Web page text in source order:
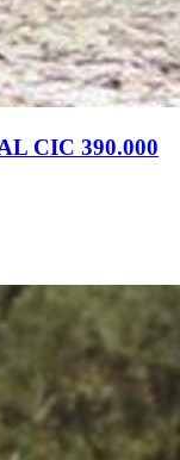
CIC 390.000